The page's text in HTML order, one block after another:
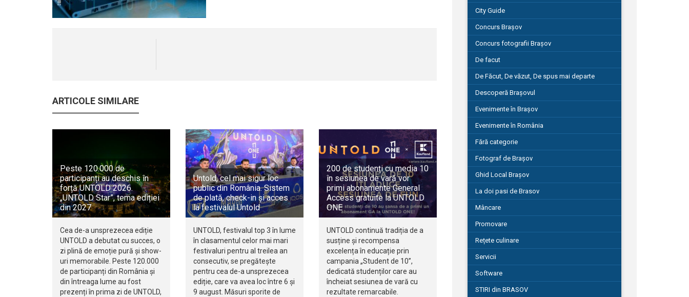
ARTICOLE SIMILARE
Peste 120.000 de
participanți au deschis în
forță UNTOLD 2026.
„UNTOLD Star”, tema ediției
din 2027
Cea de-a unsprezecea ediție
UNTOLD a debutat cu succes, o
zi plină de emoție pură și show-
uri memorabile. Peste 120.000
de participanți din România și
din întreaga lume au fost
prezenți în prima zi de UNTOLD,
Untold, cel mai sigur loc
public din România. Sistem
de plată, check-in și acces
la festivalul Untold
UNTOLD, festivalul top 3 în lume
în clasamentul celor mai mari
festivaluri pentru al treilea an
consecutiv, se pregătește
pentru cea de-a unsprezecea
ediție, care va avea loc între 6 și
9 august. Măsuri sporite de
200 de studenți cu media 10
în sesiunea de vară vor
primi abonamente General
Access gratuite la UNTOLD
ONE
UNTOLD continuă tradiția de a
susține și recompensa
excelența în educație prin
campania „Student de 10”,
dedicată studenților care au
încheiat sesiunea de vară cu
rezultate remarcabile.
City Guide
Concurs Brașov
Concurs fotografii Brașov
De facut
De Făcut, De văzut, De spus mai departe
Descoperă Brașovul
Evenimente în Brașov
Evenimente în România
Fără categorie
Fotograf de Brașov
Ghid Local Brașov
La doi pasi de Brasov
Mâncare
Promovare
Rețete culinare
Servicii
Software
STIRI din BRASOV